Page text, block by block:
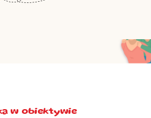
w obiektywie